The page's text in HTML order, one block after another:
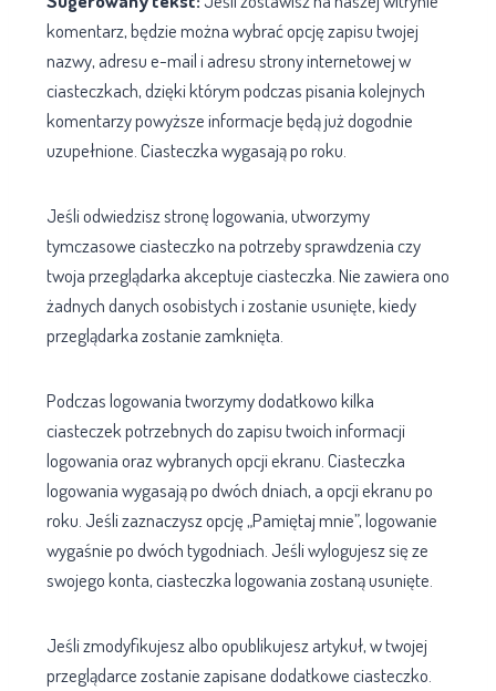
komentarz, będzie można wybrać opcję zapisu twojej
nazwy, adresu e-mail i adresu strony internetowej w
ciasteczkach, dzięki którym podczas pisania kolejnych
komentarzy powyższe informacje będą już dogodnie
uzupełnione. Ciasteczka wygasają po roku.
Jeśli odwiedzisz stronę logowania, utworzymy
tymczasowe ciasteczko na potrzeby sprawdzenia czy
twoja przeglądarka akceptuje ciasteczka. Nie zawiera ono
żadnych danych osobistych i zostanie usunięte, kiedy
przeglądarka zostanie zamknięta.
Podczas logowania tworzymy dodatkowo kilka
ciasteczek potrzebnych do zapisu twoich informacji
logowania oraz wybranych opcji ekranu. Ciasteczka
logowania wygasają po dwóch dniach, a opcji ekranu po
roku. Jeśli zaznaczysz opcję „Pamiętaj mnie”, logowanie
wygaśnie po dwóch tygodniach. Jeśli wylogujesz się ze
swojego konta, ciasteczka logowania zostaną usunięte.
Jeśli zmodyfikujesz albo opublikujesz artykuł, w twojej
przeglądarce zostanie zapisane dodatkowe ciasteczko.